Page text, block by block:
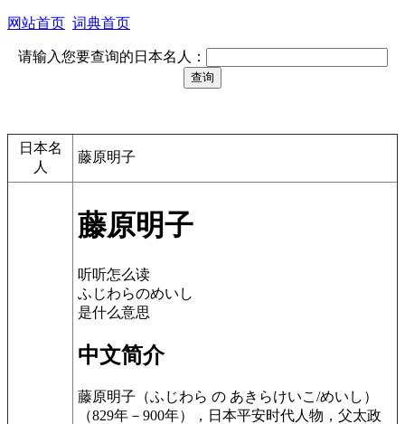
网站首页 词典首页
请输入您要查询的日本名人：
日本名
人
藤原明子
藤原明子
听听怎么读
ふじわらのめいし
是什么意思
中文简介
藤原明子（ふじわら の あきらけいこ/めいし）
（829年－900年），日本平安时代人物，父太政